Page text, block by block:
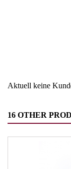
Aktuell keine
16 OTHER